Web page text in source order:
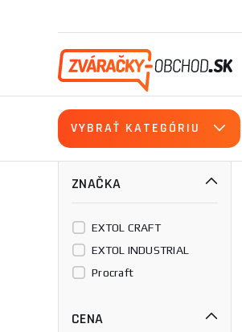
VYBRAŤ KATEGÓRIU
ZNAČKA
EXTOL CRAFT
EXTOL INDUSTRIAL
Procraft
CENA